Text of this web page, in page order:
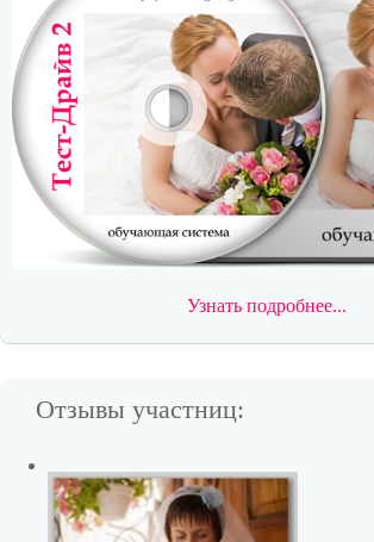
Узнать подробнее...
Отзывы участниц: